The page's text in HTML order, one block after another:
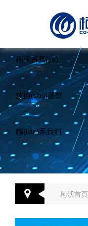
柯沃首頁(yè)
HOME
技術(shù)選型
SERVICE
聯(lián)系我們
CONTACT US
柯沃首